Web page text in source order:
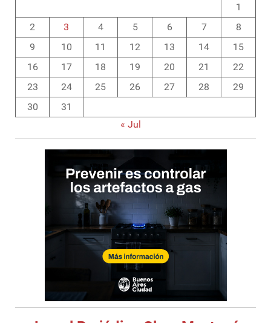
1
2
3 4 5 6 7
8
9
10 11 12 13 14
15
16
17 18 19 20 21
22
23
24 25 26 27 28
29
30
31
« Jul